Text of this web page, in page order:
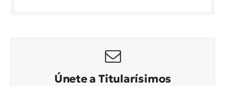
Únete a Titularísimos